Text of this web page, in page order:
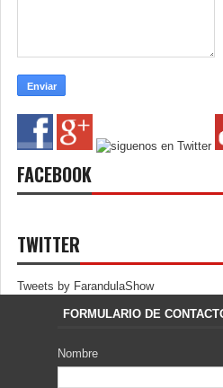
FACEBOOK
TWITTER
Tweets by FarandulaShow
FORMULARIO DE
Nombre